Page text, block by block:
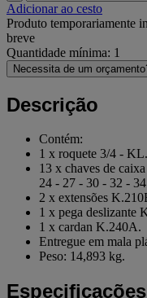
Adicionar ao cesto
Produto temporariamente
breve
Quantidade mínima: 1
Necessita de um
Descrição
Contém:
1 x roquete 3/4 -
13 x chaves de
24 - 27 - 30 - 32 -
2 x extensões
1 x pega deslizante
1 x cardan K.240A.
Entregue em mala
Peso: 14,893 kg.
Especificações